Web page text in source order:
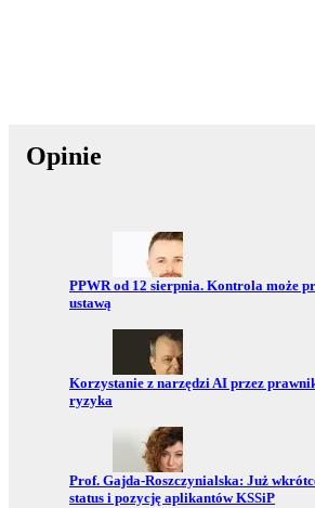
Opinie
Przejdź do:
PPWR od 12 sierpnia. Kontrola może
ustawą
Przejdź do:
Korzystanie z narzędzi AI przez
ryzyka
Przejdź do:
Prof. Gajda-Roszczynialska: Już
status i pozycję aplikantów KSSiP